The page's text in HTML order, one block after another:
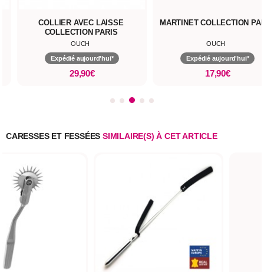
COLLIER AVEC LAISSE
COLLECTION PARIS
OUCH
Expédié aujourd'hui*
29,90€
MARTINET COLLECTION
OUCH
Expédié aujourd'hui*
17,90€
CARESSES ET FESSÉES SIMILAIRE(S) À CET ARTICLE